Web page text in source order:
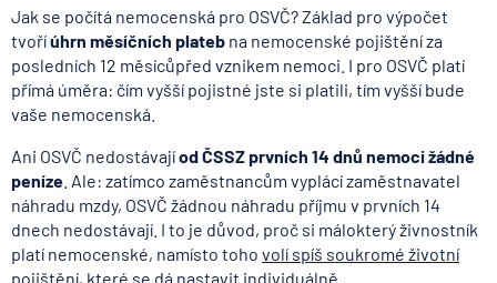
Jak se počítá nemocenská pro OSVČ? Základ pro výpočet
tvoříúhrn měsíčních plateb na nemocenské pojištění za
posledních 12 měsícůpřed vznikem nemoci. I pro OSVČ platí
přímá úměra: čím vyšší pojistné jste si platili, tím vyšší bude
vaše nemocenská.
Ani OSVČ nedostávajíod ČSSZ prvních 14 dnů nemoci žádné
peníze . Ale: zatímco zaměstnancům vyplácí zaměstnavatel
náhradu mzdy, OSVČ žádnou náhradu příjmu v prvních 14
dnech nedostávají. I to je důvod, proč si málokterý živnostník
platí nemocenské, namísto toho volí spíš soukromé životní
pojištění, které se dá nastavit individuálně.